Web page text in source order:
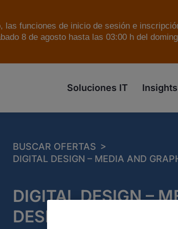
las funciones de inicio de sesión e
8 de agosto hasta las 03:00 h del
Soluciones IT Insights
BUSCAR OFERTAS >
DIGITAL DESIGN – MEDIA AND
DIGITAL DESIGN –
DESIGNER –